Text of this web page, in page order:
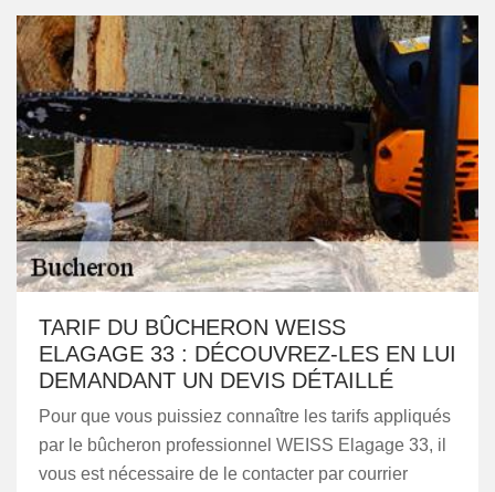
TARIF DU BÛCHERON WEISS
ELAGAGE 33 : DÉCOUVREZ-LES EN LUI
DEMANDANT UN DEVIS DÉTAILLÉ
Pour que vous puissiez connaître les tarifs appliqués
par le bûcheron professionnel WEISS Elagage 33, il
vous est nécessaire de le contacter par courrier